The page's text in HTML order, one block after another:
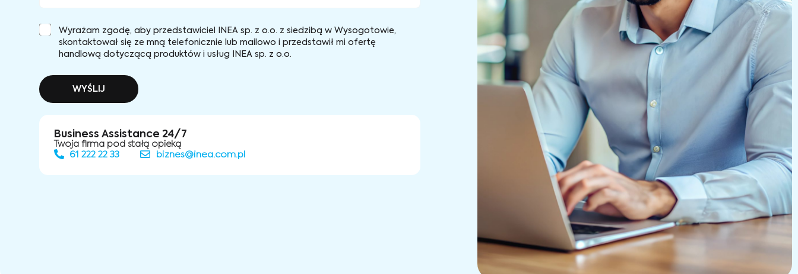
Wyrażam zgodę, aby przedstawiciel INEA sp. z o.o. z siedzibą w Wysogotowie,
skontaktował się ze mną telefonicznie lub mailowo i przedstawił mi ofertę
handlową dotyczącą produktów i usług INEA sp. z o.o.
WYŚLIJ
Business Assistance 24/7
Twoja firma pod stałą opieką
61 222 22 33
biznes@inea.com.pl